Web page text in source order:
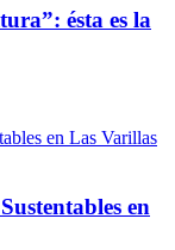
ésta es la
en